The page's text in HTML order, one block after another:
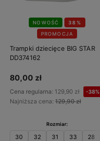
38%
NOWOŚĆ
PROMOCJA
Trampki dziecięce BIG STAR
DD374162
80,00 zł
Cena regularna: 129,90 zł -38%
Najniższa cena: 129,90 zł
Rozmiar:
30 32 31 33 28